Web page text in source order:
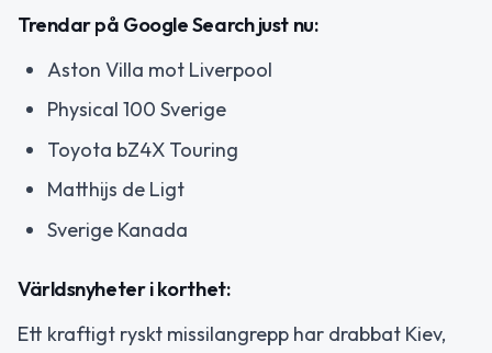
Trendar på Google Search just nu:
Aston Villa mot Liverpool
Physical 100 Sverige
Toyota bZ4X Touring
Matthijs de Ligt
Sverige Kanada
Världsnyheter i korthet:
Ett kraftigt ryskt missilangrepp har drabbat Kiev,